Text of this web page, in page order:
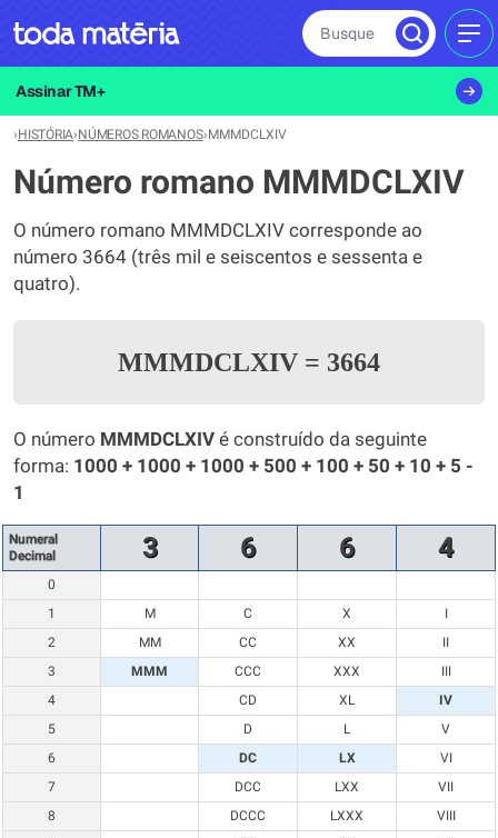
Busque
Assinar TM+
›HISTÓRIA›NÚMEROS ROMANOS›MMMDCLXIV
Número romano MMMDCLXIV
O número romano MMMDCLXIV corresponde ao
número 3664 (três mil e seiscentos e sessenta e
quatro).
MMMDCLXIV = 3664
O número MMMDCLXIV é construído da seguinte
forma: 1000 + 1000 + 1000 + 500 + 100 + 50 + 10 + 5 -
1
Numeral
Decimal
3 6 6 4
0
1
M C X
I
2
MM CC XX
II
3
MMM CCC XXX
III
4
CD XL
IV
5
D L
V
6
DC LX
VI
7
DCC LXX
VII
8
DCCC LXXX
VIII